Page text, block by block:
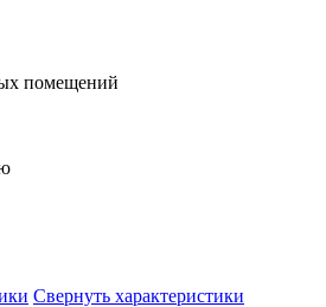
помещений
Свернуть характеристики